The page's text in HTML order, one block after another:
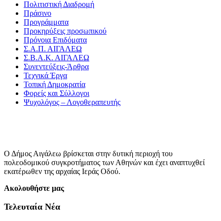
Πολιτιστική Διαδρομή
Πράσινο
Προγράμματα
Προκηρύξεις προσωπικού
Πρόνοια Επιδόματα
Σ.Α.Π. ΑΙΓΑΛΕΩ
Σ.Β.Α.Κ. ΑΙΓΑΛΕΩ
Συνεντεύξεις-Άρθρα
Τεχνικά Έργα
Τοπική Δημοκρατία
Φορείς και Σύλλογοι
Ψυχολόγος – Λογοθεραπευτής
Ο Δήμος Αιγάλεω βρίσκεται στην δυτική περιοχή του
πολεοδομικού συγκροτήματος των Αθηνών και έχει αναπτυχθεί
εκατέρωθεν της αρχαίας Ιεράς Οδού.
Ακολουθήστε μας
Τελευταία Νέα